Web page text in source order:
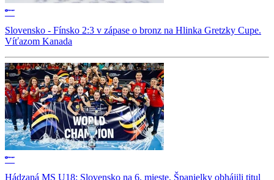
Slovensko - Fínsko 2:3 v zápase o bronz na Hlinka Gretzky Cupe.
Víťazom Kanada
Hádzaná MS U18: Slovensko na 6. mieste, Španielky obhájili titul